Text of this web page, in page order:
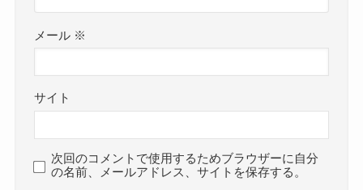
メール ※
サイト
次回のコメントで使用するためブラウザーに自分
の名前、メールアドレス、サイトを保存する。